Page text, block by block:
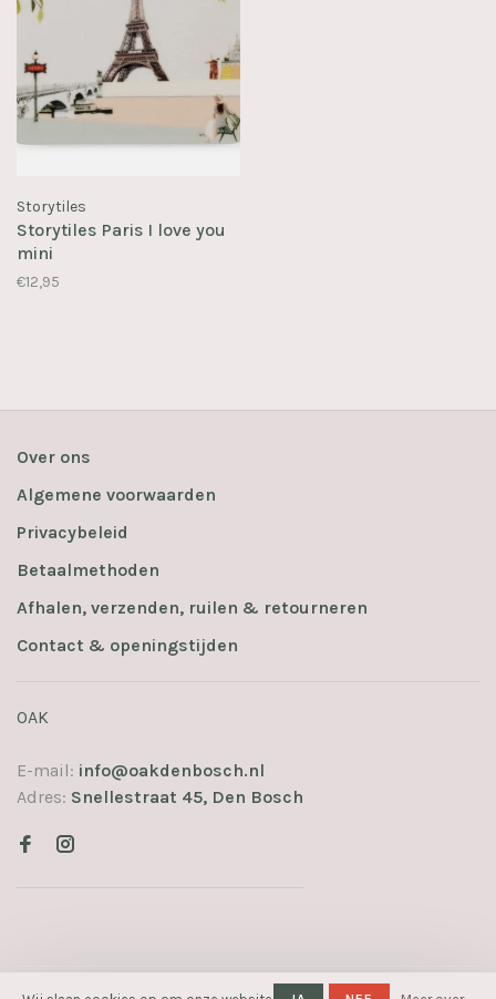
Storytiles
Storytiles Paris I love you
mini
€12,95
Over ons
Algemene voorwaarden
Privacybeleid
Betaalmethoden
Afhalen, verzenden, ruilen & retourneren
Contact & openingstijden
OAK
E-mail: info@oakdenbosch.nl
Adres: Snellestraat 45, Den Bosch